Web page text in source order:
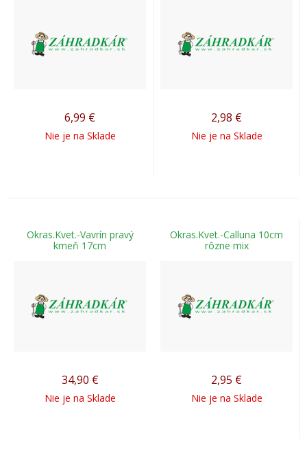
6,99 €
Nie je na Sklade
2,98 €
Nie je na Sklade
Okras.Kvet.-Vavrín pravý
kmeň 17cm
34,90 €
Nie je na Sklade
Okras.Kvet.-Calluna 10cm
rôzne mix
2,95 €
Nie je na Sklade